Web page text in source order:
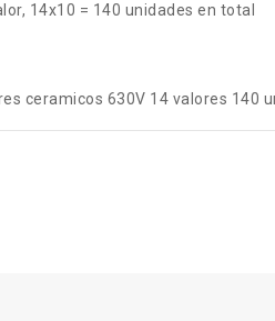
14x10 = 140 unidades en total
ceramicos 630V 14 valores 140